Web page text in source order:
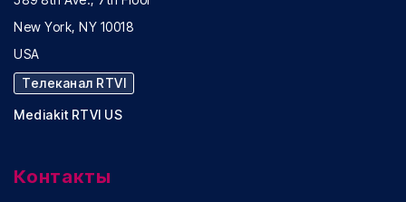
New York, NY 10018
USA
Телеканал RTVI
Mediakit RTVI US
Контакты